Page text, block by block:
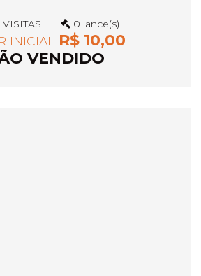
0 lance(s)
INICIAL R$ 10,00
VENDIDO